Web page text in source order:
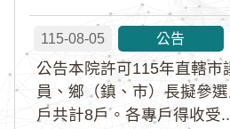
115-08-05 公告
公告本院許可115年直轄市
員、鄉（鎮、市）長擬參
戶共計8戶。各專戶得收受